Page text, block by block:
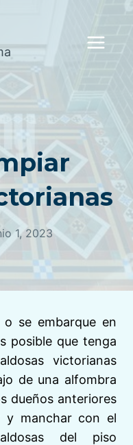
1, 2023
se embarque en
posible que tenga
victorianas
de una alfombra
dueños anteriores
y manchar con el
del piso